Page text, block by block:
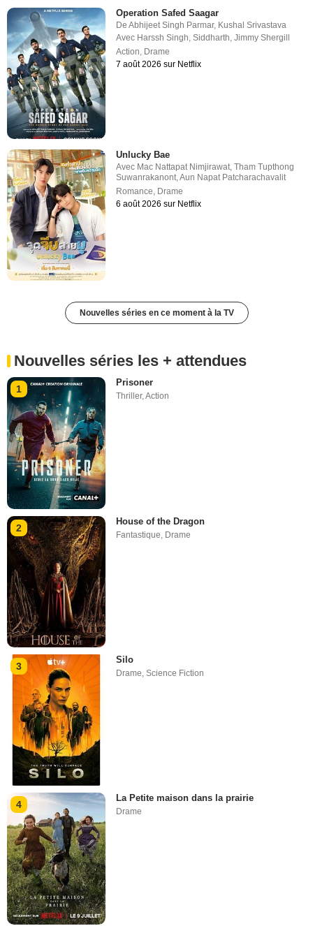
Operation Safed Saagar
DeAbhijeet Singh Parmar, Kushal Srivastava
Avec Harssh Singh ,Siddharth ,Jimmy Shergill
Action Drame
7 août 2026 sur Netflix
Unlucky Bae
Avec Mac Nattapat Nimjirawat,Tham Tupthong
Suwanrakanont,Aun Napat Patcharachavalit
Romance, Drame
6 août 2026 sur Netflix
Nouvelles séries en ce moment à la TV
Nouvelles séries les + attendues
1
Prisoner
Thriller,Action
2
House of the Dragon
Fantastique Drame
3
Silo
Drame,Science Fiction
4
La Petite maison dans la prairie
Drame